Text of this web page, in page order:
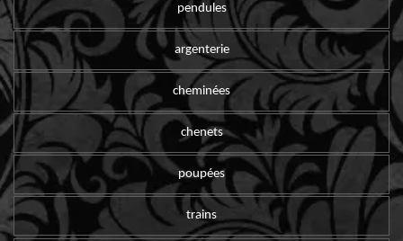
pendules
argenterie
cheminées
chenets
poupées
trains